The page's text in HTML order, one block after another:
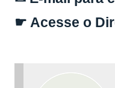
☛ Acesse o